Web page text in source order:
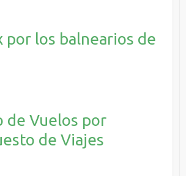
por los balnearios de
de Vuelos por
de Viajes